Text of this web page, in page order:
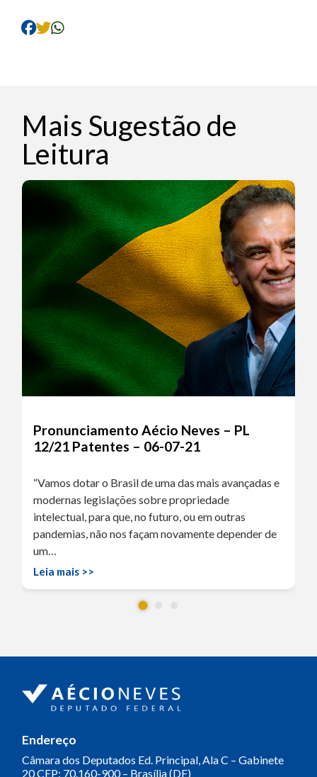
Mais Sugestão de
Leitura
Pronunciamento Aécio Neves – PL
12/21 Patentes – 06-07-21
“Vamos dotar o Brasil de uma das mais avançadas e
modernas legislações sobre propriedade
intelectual, para que, no futuro, ou em outras
pandemias, não nos façam novamente depender de
um…
Leia mais >>
Endereço
Câmara dos Deputados Ed. Principal, Ala C – Gabinete
20CEP: 70.160-900 – Brasília (DF)